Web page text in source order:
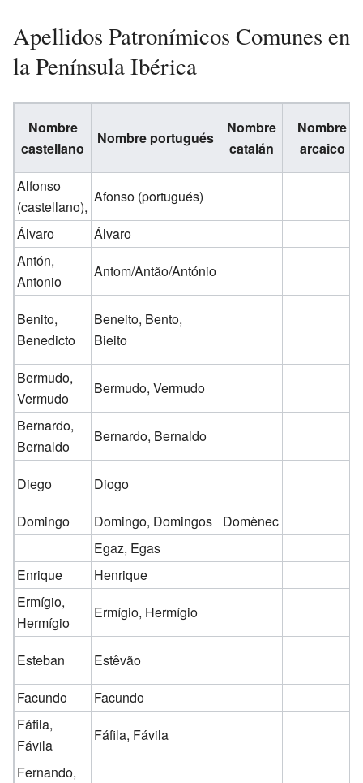
Apellidos Patronímicos Comunes en
la Península Ibérica
Nombre
castellano
Nombre portugués
Nombre
catalán
Nombre
arcaico
Alfonso
(castellano),
Afonso (portugués)
Álvaro
Álvaro
Antón,
Antonio
Antom/Antão/António
Benito,
Benedicto
Beneito, Bento,
Bieito
Bermudo,
Vermudo
Bermudo, Vermudo
Bernardo,
Bernaldo
Bernardo, Bernaldo
Diego
Diogo
Domingo
Domingo, Domingos
Domènec
Egaz, Egas
Enrique
Henrique
Ermígio,
Hermígio
Ermígio, Hermígio
Esteban
Estêvão
Facundo
Facundo
Fáfila,
Fávila
Fáfila, Fávila
Fernando,